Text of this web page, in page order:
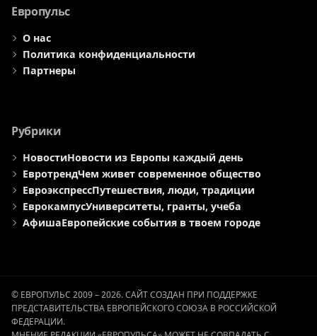
Европульс
О нас
Политика конфиденциальности
Партнеры
Рубрики
НовостиНовости из Европы каждый день
ЕвротрендЧем живет современное общество
ЕвроэкспрессПутешествия, люди, традиции
ЕврокампусУниверситеты, гранты, учеба
АфишаЕвропейские события в твоем городе
© ЕВРОПУЛЬС 2009 – 2026. САЙТ СОЗДАН ПРИ ПОДДЕРЖКЕ
ПРЕДСТАВИТЕЛЬСТВА ЕВРОПЕЙСКОГО СОЮЗА В РОССИЙСКОЙ
ФЕДЕРАЦИИ.